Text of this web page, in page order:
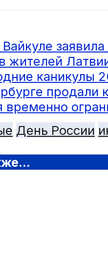
жителей
каникулы
временно
День России